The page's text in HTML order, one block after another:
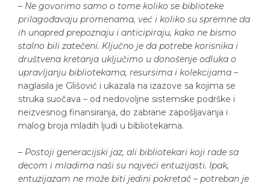
– Ne govorimo samo o tome koliko se biblioteke
prilagođavaju promenama, već i koliko su spremne da
ih unapred prepoznaju i anticipiraju, kako ne bismo
stalno bili zatečeni. Ključno je da potrebe korisnika i
društvena kretanja uključimo u donošenje odluka o
upravljanju bibliotekama, resursima i kolekcijama –
naglasila je Glišović i ukazala na izazove sa kojima se
struka suočava – od nedovoljne sistemske podrške i
neizvesnog finansiranja, do zabrane zapošljavanja i
malog broja mladih ljudi u bibliotekama.
– Postoji generacijski jaz, ali bibliotekari koji rade sa
decom i mladima naši su najveći entuzijasti. Ipak,
entuzijazam ne može biti jedini pokretač – potreban je